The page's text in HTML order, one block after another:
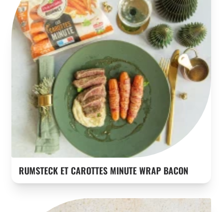
RUMSTECK ET CAROTTES MINUTE WRAP BACON